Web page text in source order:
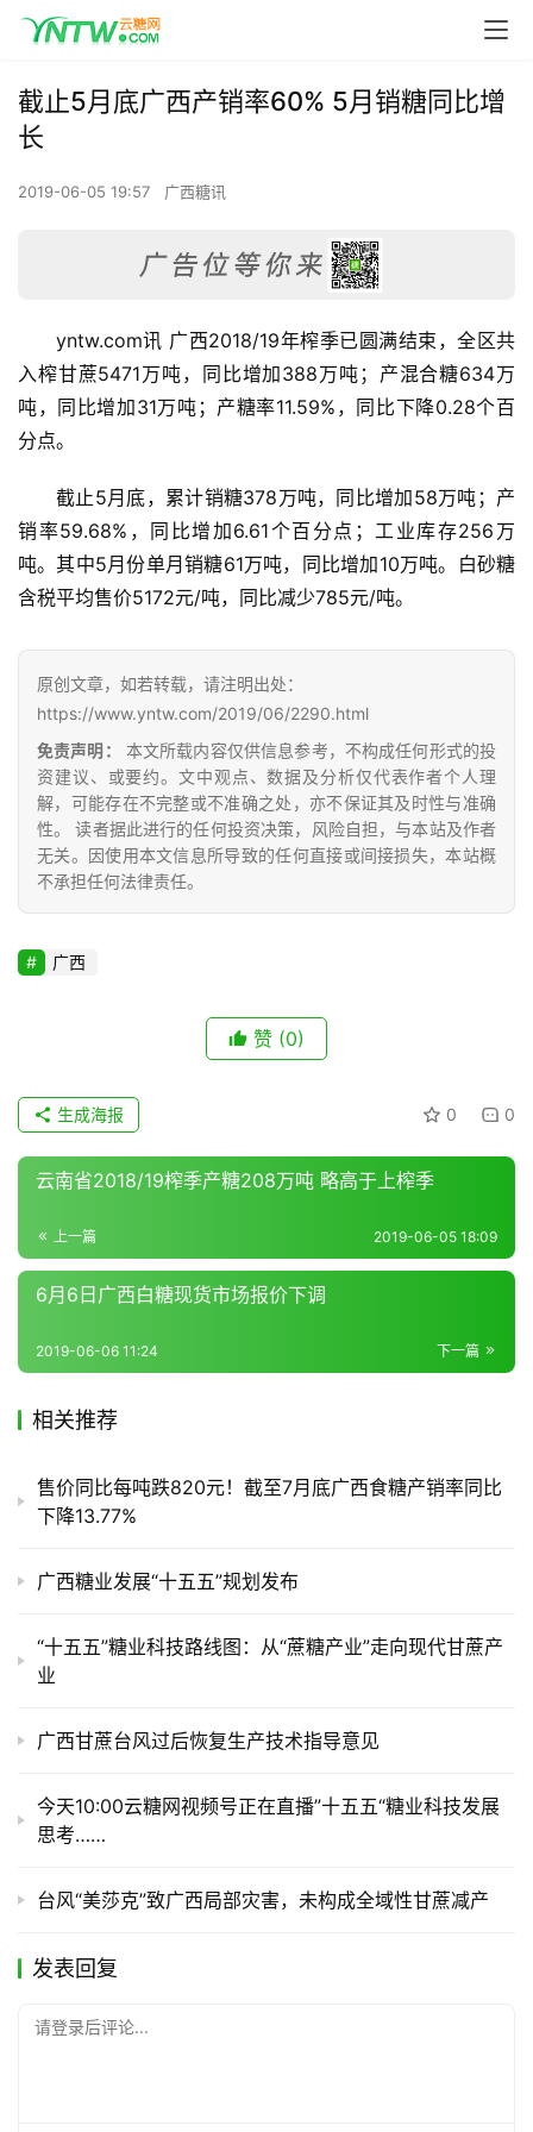
首
页
云
糖
网
号
报
价
专
题
地
频
链
产
储
截止5月底广西产销率60% 5月销糖同比增
长
2019-06-05 19:57 广西糖讯
yntw.com讯 广西2018/19年榨季已圆满结束，全区共
入榨甘蔗5471万吨，同比增加388万吨；产混合糖634万
吨，同比增加31万吨；产糖率11.59%，同比下降0.28个百
分点。
截止5月底，累计销糖378万吨，同比增加58万吨；产
销率59.68%，同比增加6.61个百分点；工业库存256万
吨。其中5月份单月销糖61万吨，同比增加10万吨。白砂糖
含税平均售价5172元/吨，同比减少785元/吨。
原创文章，如若转载，请注明出处：
https://www.yntw.com/2019/06/2290.html
免责声明：
本文所载内容仅供信息参考，不构成任何形式的投
资建议、或要约。文中观点、数据及分析仅代表作者个人理
解，可能存在不完整或不准确之处，亦不保证其及时性与准确
性。 读者据此进行的任何投资决策，风险自担，与本站及作者
无关。因使用本文信息所导致的任何直接或间接损失，本站概
不承担任何法律责任。
广西
赞 (0)
0 0
生成海报
云南省2018/19榨季产糖208万吨 略高于上榨季
上一篇 2019-06-05 18:09
6月6日广西白糖现货市场报价下调
下一篇
2019-06-06 11:24
相关推荐
售价同比每吨跌820元！截至7月底广西食糖产销率同比
下降13.77%
广西糖业发展“十五五”规划发布
“十五五”糖业科技路线图：从“蔗糖产业”走向现代甘蔗产
业
广西甘蔗台风过后恢复生产技术指导意见
今天10:00云糖网视频号正在直播”十五五“糖业科技发展
思考……
台风“美莎克”致广西局部灾害，未构成全域性甘蔗减产
发表回复
请登录后评论...